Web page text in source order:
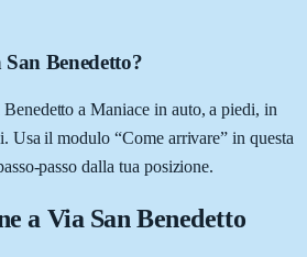
Benedetto?
a Maniace in auto, a piedi, in
Usa il modulo “Come arrivare” in questa
passo dalla tua posizione.
a Via San Benedetto